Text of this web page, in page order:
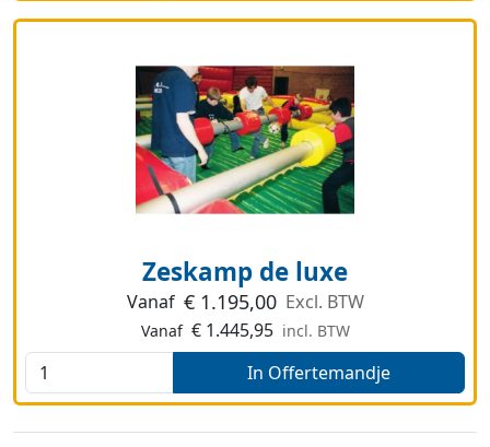
Zeskamp de luxe
Vanaf € 1.195,00 Excl. BTW
Vanaf € 1.445,95 incl. BTW
In Offertemandje